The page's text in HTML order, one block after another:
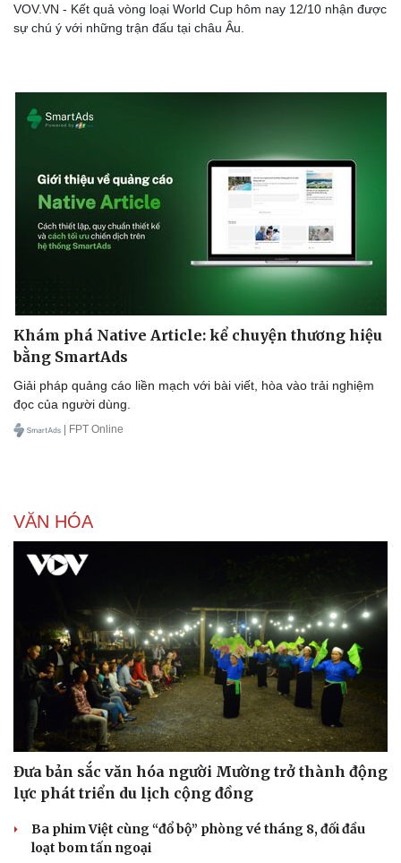
Doanh nghiệp
Thông tin doanh nghiệp
Doanh nhân
Vì cộng đồng
Công nghệ
Sành điệu
Trải nghiệm
VOV.VN - Kết quả vòng loại World Cup hôm nay 12/10 nhận được
sự chú ý với những trận đấu tại châu Âu.
Khám phá Native Article: kể chuyện thương hiệu
bằng SmartAds
Giải pháp quảng cáo liền mạch với bài viết, hòa vào trải nghiệm
đọc của người dùng.
| FPT Online
VĂN HÓA
Đưa bản sắc văn hóa người Mường trở thành động
lực phát triển du lịch cộng đồng
Ba phim Việt cùng “đổ bộ” phòng vé tháng 8, đối đầu
loạt bom tấn ngoại